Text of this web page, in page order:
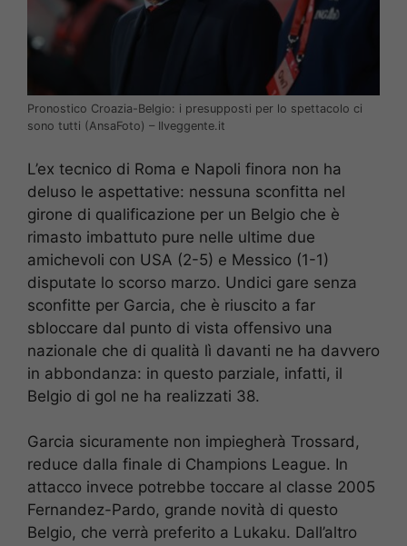
Pronostico Croazia-Belgio: i presupposti per lo spettacolo ci
sono tutti (AnsaFoto) – Ilveggente.it
L’ex tecnico di Roma e Napoli finora non ha
deluso le aspettative: nessuna sconfitta nel
girone di qualificazione per un Belgio che è
rimasto imbattuto pure nelle ultime due
amichevoli con USA (2-5) e Messico (1-1)
disputate lo scorso marzo. Undici gare senza
sconfitte per Garcia, che è riuscito a far
sbloccare dal punto di vista offensivo una
nazionale che di qualità lì davanti ne ha davvero
in abbondanza: in questo parziale, infatti, il
Belgio di gol ne ha realizzati 38.
Garcia sicuramente non impiegherà Trossard,
reduce dalla finale di Champions League. In
attacco invece potrebbe toccare al classe 2005
Fernandez-Pardo, grande novità di questo
Belgio, che verrà preferito a Lukaku. Dall’altro